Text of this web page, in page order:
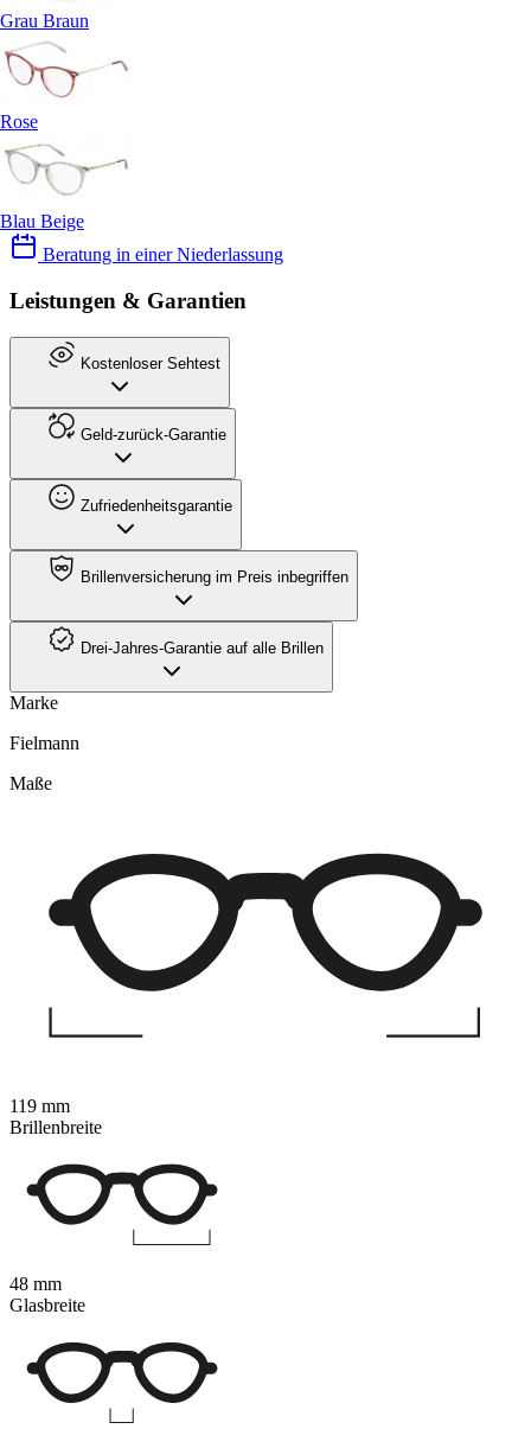
Grau Braun
Rose
Blau Beige
Beratung in einer Niederlassung
Leistungen & Garantien
Kostenloser Sehtest
Geld-zurück-Garantie
Zufriedenheitsgarantie
Brillenversicherung im Preis inbegriffen
Drei-Jahres-Garantie auf alle Brillen
Marke
Fielmann
Maße
119 mm
Brillenbreite
48 mm
Glasbreite